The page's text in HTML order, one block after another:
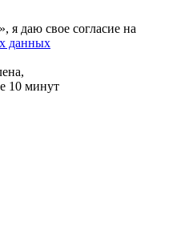
я даю свое согласие на
данных
10 минут